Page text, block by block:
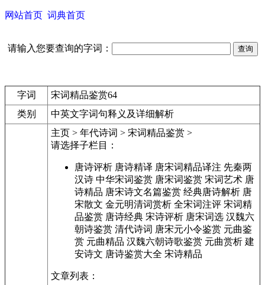
网站首页 词典首页
请输入您要查询的字词：
字词
宋词精品鉴赏64
类别
中英文字词句释义及详细解析
主页 > 年代诗词 > 宋词精品鉴赏 >
请选择子栏目：
唐诗评析 唐诗精译 唐宋词精品译注 先秦两
汉诗 中华宋词鉴赏 唐宋词鉴赏 宋词艺术 唐
诗精品 唐宋诗文名篇鉴赏 经典唐诗解析 唐
宋散文 金元明清词赏析 全宋词注评 宋词精
品鉴赏 唐诗经典 宋诗评析 唐宋词选 汉魏六
朝诗鉴赏 清代诗词 唐宋元小令鉴赏 元曲鉴
赏 元曲精品 汉魏六朝诗歌鉴赏 元曲赏析 建
安诗文 唐诗鉴赏大全 宋诗精品
文章列表：